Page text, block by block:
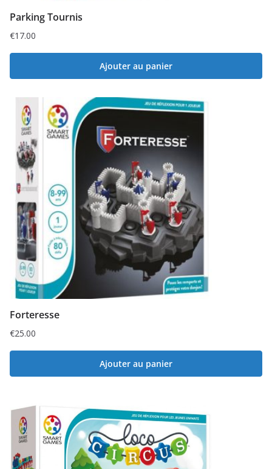
Parking Tournis
€17.00
Ajouter au panier
Forteresse
€25.00
Ajouter au panier